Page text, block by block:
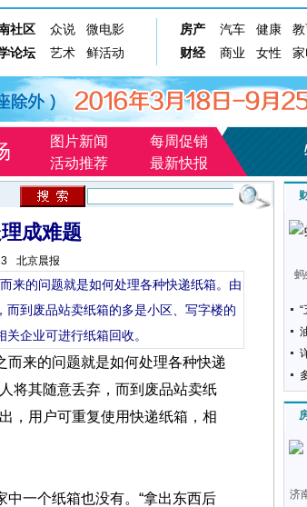
图片新闻
活动推荐
每周促销
最新快报
成难题
北京晨报
来的问题就是如何处理各种快递纸箱。由
到废品站卖纸箱的多是小区、写字楼的
企业可进行纸箱回收。
来的问题就是如何处理各种快递
将其随意丢弃，而到废品站卖纸
，用户可重复使用快递纸箱，相
一个纸箱也没有。“拿出东西后
济